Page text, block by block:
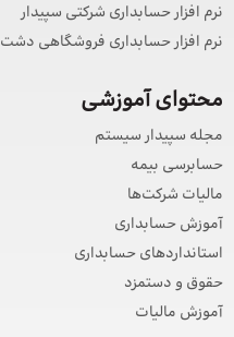
نرم افزار حسابداری شرکتی سپیدار
نرم افزار حسابداری فروشگاهی دشت
محتوای آموزشی
مجله سپیدار سیستم
حسابرسی بیمه
مالیات شرکت‌ها
آموزش حسابداری
استانداردهای حسابداری
حقوق و دستمزد
آموزش مالیات